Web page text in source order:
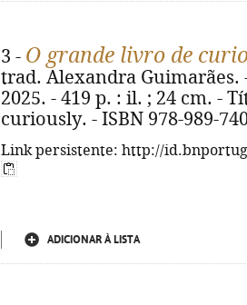
3 - O grande livro de
trad. Alexandra Guimarães.
2025. - 419 p. : il. ; 24 cm. -
curiously. - ISBN 978-989-
Link persistente: http://
ADICIONAR À LISTA